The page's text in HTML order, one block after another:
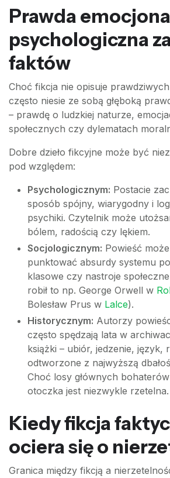
Prawda
psychologiczna
faktów
Choć fikcja nie opisuje
często niesie ze sobą głęboką
– prawdę o ludzkiej naturze,
społecznych czy dylematach
Dobre dzieło fikcyjne może być
pod względem:
Psychologicznym: Postacie
sposób spójny, wiarygodny i
psychiki. Czytelnik może
bólem, radością czy lękiem.
Socjologicznym: Powieść
punktować absurdy systemu
klasowe czy nastroje
robił to np. George Orwell w
Bolesław Prus w Lalce).
Historycznym: Autorzy
często spędzają lata w
książki – ubiór, jedzenie, język,
odtworzone z najwyższą
Choć losy głównych
otoczka jest niezwykle rzetelna.
Kiedy fikcja
ociera się o
Granica między fikcją a